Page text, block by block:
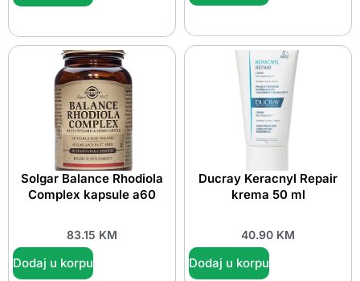
Solgar Balance Rhodiola
Complex kapsule a60
83.15 KM
Dodaj u korpu
Ducray Keracnyl Repair
krema 50 ml
40.90 KM
Dodaj u korpu